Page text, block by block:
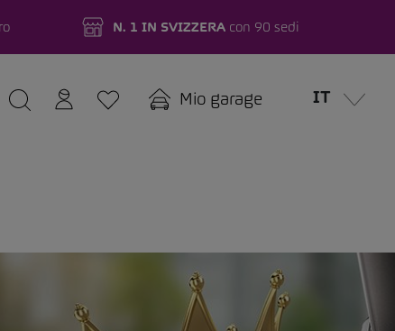
N. 1 IN SVIZZERAcon 90 sedi
Mio garage IT